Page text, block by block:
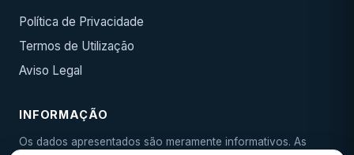
Política de Privacidade
Termos de Utilização
Aviso Legal
INFORMAÇÃO
Os dados apresentados são meramente informativos. As